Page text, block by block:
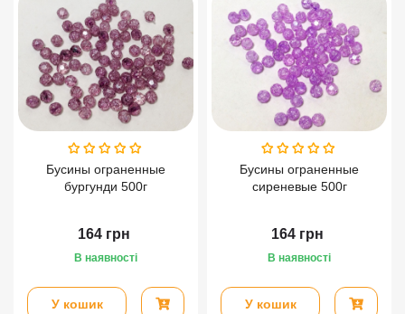
Бусины ограненные
бургунди 500г
164 грн
В наявності
У кошик
Бусины ограненные
сиреневые 500г
164 грн
В наявності
У кошик